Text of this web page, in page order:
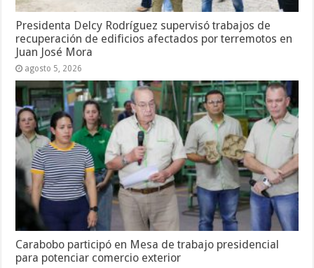
Presidenta Delcy Rodríguez supervisó trabajos de
recuperación de edificios afectados por terremotos en
Juan José Mora
agosto 5, 2026
Carabobo participó en Mesa de trabajo presidencial
para potenciar comercio exterior